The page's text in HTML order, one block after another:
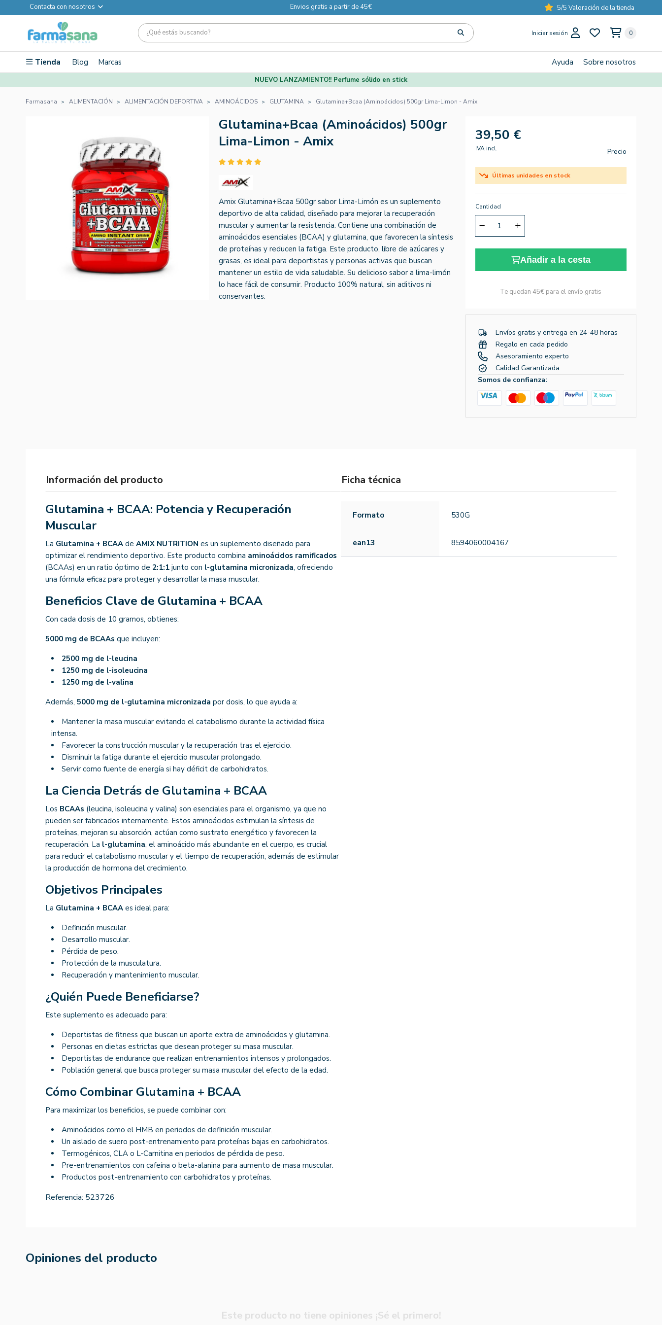
Contacta con nosotros Envios gratis a partir de 45€ 5/5 Valoración de la tienda
Iniciar sesión 0
Tienda Blog Marcas Ayuda Sobre nosotros
NUEVO LANZAMIENTO!! Perfume sólido en stick
Farmasana ALIMENTACIÓN ALIMENTACIÓN DEPORTIVA AMINOÁCIDOS GLUTAMINA Glutamina+Bcaa (Aminoácidos) 500gr Lima-Limon - Amix
Glutamina+Bcaa (Aminoácidos) 500gr
Lima-Limon - Amix
Amix Glutamina+Bcaa 500gr sabor Lima-Limón es un suplemento
deportivo de alta calidad, diseñado para mejorar la recuperación
muscular y aumentar la resistencia. Contiene una combinación de
aminoácidos esenciales (BCAA) y glutamina, que favorecen la síntesis
de proteínas y reducen la fatiga. Este producto, libre de azúcares y
grasas, es ideal para deportistas y personas activas que buscan
mantener un estilo de vida saludable. Su delicioso sabor a lima-limón
lo hace fácil de consumir. Producto 100% natural, sin aditivos ni
conservantes.
39,50 €
IVA incl. Precio
Últimas unidades en stock
Cantidad
Añadir a la cesta
Te quedan 45€ para el envío gratis
Envíos gratis y entrega en 24-48 horas
Regalo en cada pedido
Asesoramiento experto
Calidad Garantizada
Somos de confianza:
Información del producto
Glutamina + BCAA: Potencia y Recuperación
Muscular
La Glutamina + BCAA de AMIX NUTRITION es un suplemento diseñado para
optimizar el rendimiento deportivo. Este producto combina aminoácidos ramificados
(BCAAs) en un ratio óptimo de 2:1:1 junto con l-glutamina micronizada, ofreciendo
una fórmula eficaz para proteger y desarrollar la masa muscular.
Beneficios Clave de Glutamina + BCAA
Con cada dosis de 10 gramos, obtienes:
5000 mg de BCAAs que incluyen:
2500 mg de l-leucina
1250 mg de l-isoleucina
1250 mg de l-valina
Además, 5000 mg de l-glutamina micronizada por dosis, lo que ayuda a:
Mantener la masa muscular evitando el catabolismo durante la actividad física
intensa.
Favorecer la construcción muscular y la recuperación tras el ejercicio.
Disminuir la fatiga durante el ejercicio muscular prolongado.
Servir como fuente de energía si hay déficit de carbohidratos.
La Ciencia Detrás de Glutamina + BCAA
Los BCAAs (leucina, isoleucina y valina) son esenciales para el organismo, ya que no
pueden ser fabricados internamente. Estos aminoácidos estimulan la síntesis de
proteínas, mejoran su absorción, actúan como sustrato energético y favorecen la
recuperación. La l-glutamina, el aminoácido más abundante en el cuerpo, es crucial
para reducir el catabolismo muscular y el tiempo de recuperación, además de estimular
la producción de hormona del crecimiento.
Objetivos Principales
La Glutamina + BCAA es ideal para:
Definición muscular.
Desarrollo muscular.
Pérdida de peso.
Protección de la musculatura.
Recuperación y mantenimiento muscular.
¿Quién Puede Beneficiarse?
Este suplemento es adecuado para:
Deportistas de fitness que buscan un aporte extra de aminoácidos y glutamina.
Personas en dietas estrictas que desean proteger su masa muscular.
Deportistas de endurance que realizan entrenamientos intensos y prolongados.
Población general que busca proteger su masa muscular del efecto de la edad.
Cómo Combinar Glutamina + BCAA
Para maximizar los beneficios, se puede combinar con:
Aminoácidos como el HMB en periodos de definición muscular.
Un aislado de suero post-entrenamiento para proteínas bajas en carbohidratos.
Termogénicos, CLA o L-Carnitina en periodos de pérdida de peso.
Pre-entrenamientos con cafeína o beta-alanina para aumento de masa muscular.
Productos post-entrenamiento con carbohidratos y proteínas.
Referencia: 523726
Ficha técnica
Formato 530G
ean13 8594060004167
Opiniones del producto
Este producto no tiene opiniones ¡Sé el primero!